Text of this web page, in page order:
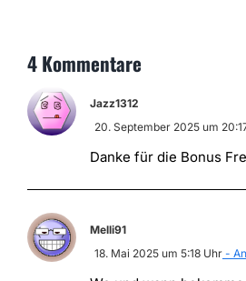
4 Kommentare
Jazz1312
20. September 2025 um
Danke für die Bonus
Melli91
18. Mai 2025 um 5:18 Uhr -